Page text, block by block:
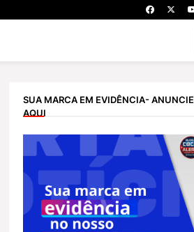
SUA MARCA EM EVIDÊNCIA- ANUNCIE
AQUI